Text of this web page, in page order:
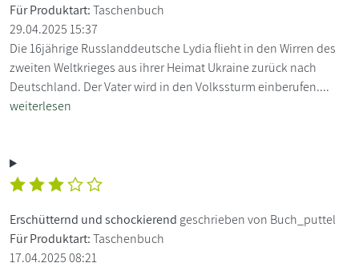
Für Produktart:Taschenbuch
29.04.2025 15:37
Die 16jährige Russlanddeutsche Lydia flieht in den Wirren des
zweiten Weltkrieges aus ihrer Heimat Ukraine zurück nach
Deutschland. Der Vater wird in den Volkssturm einberufen....
weiterlesen
Erschütternd und schockierend geschrieben von Buch_puttel
Für Produktart:Taschenbuch
17.04.2025 08:21